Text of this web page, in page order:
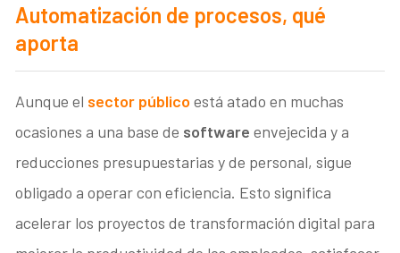
Automatización de procesos, qué
aporta
Aunque el sector públicoestá atado en muchas
ocasiones a una base de softwareenvejecida y a
reducciones presupuestarias y de personal, sigue
obligado a operar con eficiencia. Esto significa
acelerar los proyectos de transformación digital para